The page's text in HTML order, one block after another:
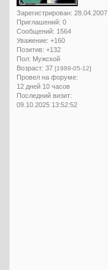
Зарегистрирован: 28.04.2007
Приглашений: 0
Сообщений: 1564
Уважение: +160
Позитив: +132
Пол: Мужской
Возраст: 37 [1989-05-12]
Провел на форуме:
12 дней 10 часов
Последний визит:
09.10.2025 13:52:52